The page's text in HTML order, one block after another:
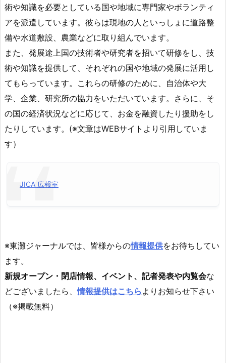
術や知識を必要としている国や地域に専門家やボランティ
アを派遣しています。彼らは現地の人といっしょに道路整
備や水道敷設、農業などに取り組んでいます。
また、発展途上国の技術者や研究者を招いて研修をし、技
術や知識を提供して、それぞれの国や地域の発展に活用し
てもらっています。これらの研修のために、自治体や大
学、企業、研究所の協力をいただいています。さらに、そ
の国の経済状況などに応じて、お金を融資したり援助をし
たりしています。(※文章はWEBサイトより引用していま
す）
JICA 広報室
※東灘ジャーナルでは、皆様からの情報提供をお待ちしてい
ます。
新規オープン・閉店情報、イベント、記者発表や内覧会な
どございましたら、情報提供はこちら よりお知らせ下さい
（※掲載無料）